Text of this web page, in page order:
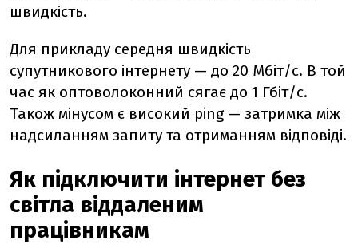
швидкість.
Для прикладу середня швидкість
супутникового інтернету — до 20 Мбіт/с. В той
час як оптоволоконний сягає до 1 Гбіт/с.
Також мінусом є високий ping — затримка між
надсиланням запиту та отриманням відповіді.
Як підключити інтернет без
світла віддаленим
працівникам